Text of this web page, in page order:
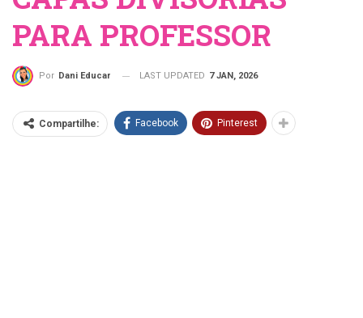
PARA PROFESSOR
Por Dani Educar LAST UPDATED 7 JAN, 2026
Compartilhe: Facebook Pinterest